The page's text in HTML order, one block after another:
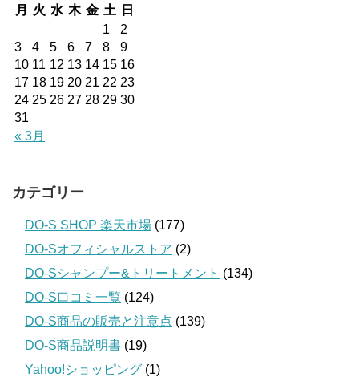
月
火 水 木 金 土 日
« 3月
1
2
3
4 5 6 7 8
9
10 11 12 13 14 15 16
17 18 19 20 21 22 23
24 25 26 27 28 29 30
31
カテゴリー
DO-S SHOP 楽天市場 (177)
DO-Sオフィシャルストア (2)
DO-Sシャンプー&トリートメント (134)
DO-S口コミ一覧 (124)
DO-S商品の販売と注意点 (139)
DO-S商品説明書 (19)
Yahoo!ショッピング (1)